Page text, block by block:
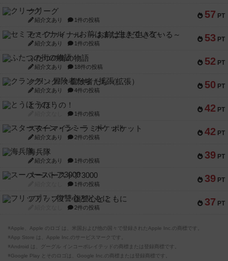
57 PT
クリーグ
紹介文あり 1件の投稿
53 PT
セミファイナル ～お前はまだ生きている～
紹介文あり 1件の投稿
52 PT
ふたつの街の物語
紹介文あり 18件の投稿
50 PT
クランク! ：冒険者たち（拡張）
紹介文あり 4件の投稿
42 PT
とうほうの！
1件の投稿
42 PT
スターマイン・ラミー ポケット
紹介文あり 2件の投稿
39 PT
海兵隊
紹介文あり 1件の投稿
39 PT
スーパーストア3000
1件の投稿
37 PT
フリップ７：復讐心とともに
2件の投稿
※Apple、Apple のロゴ は、米国および他の国々で登録されたApple Inc.の商標です。
※App Store は、Apple Inc.のサービスマークです。
※Android は、グーグル インコーポレイテッドの商標または登録商標です。
※Google Play とそのロゴは、Google Inc.の商標または登録商標です。